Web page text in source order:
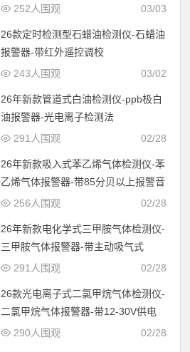
03/03
252人围观
26款定时检测型石蜡油检测仪-石蜡油
报警器-带红外遥控调校
03/02
243人围观
26年新款管道式白油检测仪-ppb极白
油报警器-光电离子检测法
02/28
291人围观
26年新款吸入式苯乙烯气体检测仪-苯
乙烯气体报警器-带85分贝以上报警音
02/28
256人围观
26年新款电化学式三甲胺气体检测仪-
三甲胺气体报警器-带主动吸气式
02/28
291人围观
26款光电离子式二氯甲烷气体检测仪-
二氯甲烷气体报警器-带12-30V供电
02/28
290人围观